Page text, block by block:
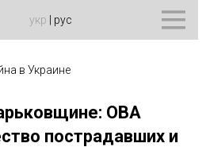
укр рус
в Украине
ОВА
пострадавших и